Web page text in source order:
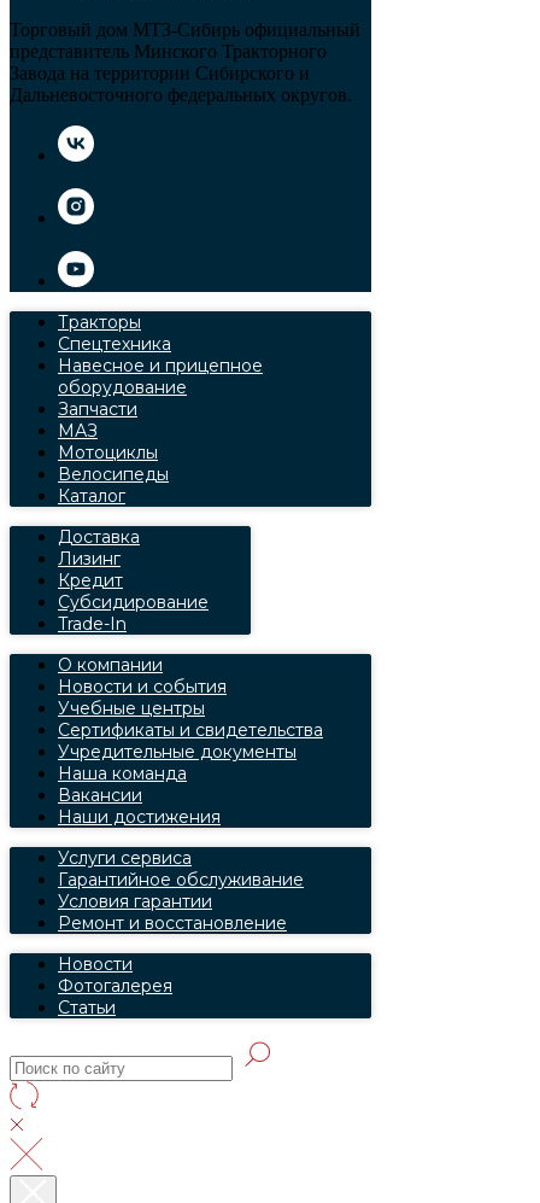
Торговый дом МТЗ-Сибирь официальный
представитель Минского Тракторного
Завода на территории Сибирского и
Дальневосточного федеральных округов.
Тракторы
Спецтехника
Навесное и прицепное
оборудование
Запчасти
МАЗ
Мотоциклы
Велосипеды
Каталог
Доставка
Лизинг
Кредит
Субсидирование
Trade-In
О компании
Новости и события
Учебные центры
Сертификаты и свидетельства
Учредительные документы
Наша команда
Вакансии
Наши достижения
Услуги сервиса
Гарантийное обслуживание
Условия гарантии
Ремонт и восстановление
Новости
Фотогалерея
Статьи